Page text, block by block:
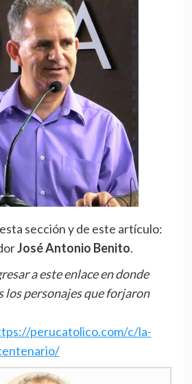
sección y de este artículo:
José Antonio Benito.
a este enlace en donde
los personajes que forjaron
perucatolico.com/c/la-